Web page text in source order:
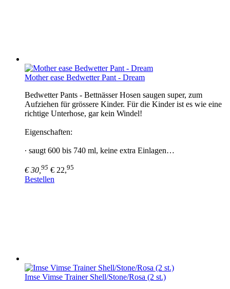
Mother ease Bedwetter Pant - Dream
Bedwetter Pants - Bettnässer Hosen saugen super, zum
Aufziehen für grössere Kinder. Für die Kinder ist es wie eine
richtige Unterhose, gar kein Windel!
Eigenschaften:
∙ saugt 600 bis 740 ml, keine extra Einlagen…
€ 30,95 € 22,95
Bestellen
Imse Vimse Trainer Shell/Stone/Rosa (2 st.)